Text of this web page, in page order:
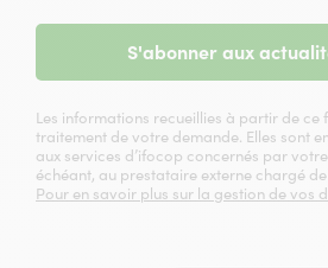
S'abonner aux
Les informations recueillies à partir de
traitement de votre demande. Elles sont
aux services d’ifocop concernés par
échéant, au prestataire externe chargé
Pour en savoir plus sur la gestion de vos